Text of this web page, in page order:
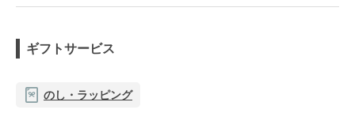
ギフトサービス
のし・ラッピング